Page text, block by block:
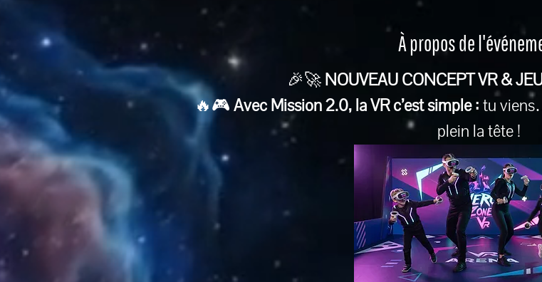
À propos de
🎉🚀 NOUVEAU CONCEPT VR &
🔥🎮 Avec Mission 2.0, la VR c’est simple : tu
plein la tête !